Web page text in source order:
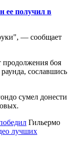
ее получил в
— сообщает
продолжения боя
сославшись
сумел донести
Гильермо
лучших